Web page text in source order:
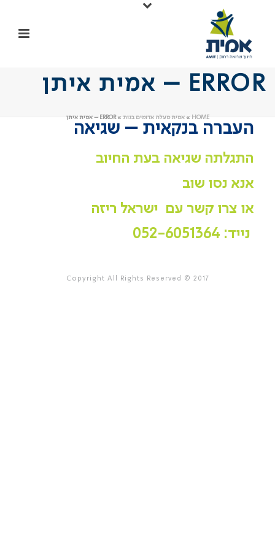
ERROR – אמית איתן
HOME
»אמית מעלה אדומים בנות »ERROR – אמית איתן
העברה בנקאית – שגיאה
התגלתה שגיאה בעת החיוב
אנא נסו שוב
או צרו קשר עם ישראל ריזה
Copyright All Rights Reserved © 2017